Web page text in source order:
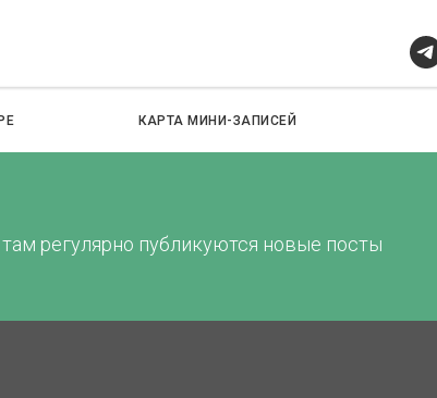
КАРТА МИНИ-ЗАПИСЕЙ
регулярно публикуются новые посты